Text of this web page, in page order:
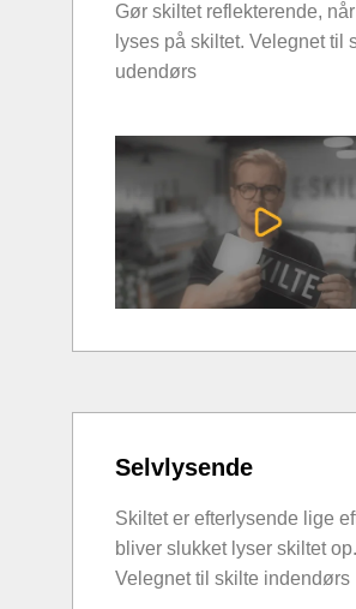
Gør skiltet reflekterende,
lyses på skiltet. Velegnet til
udendørs
Selvlysende
Skiltet er efterlysende lige
bliver slukket lyser skiltet op.
Velegnet til skilte indendørs